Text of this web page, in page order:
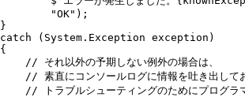
        "
OK" );
}
catch ( System . Exception exception)
{
    // それ以外の予期しない例外の場合は、
// 素直にコンソールログに情報を吐き出して
// トラブルシューティングのためにプログラ